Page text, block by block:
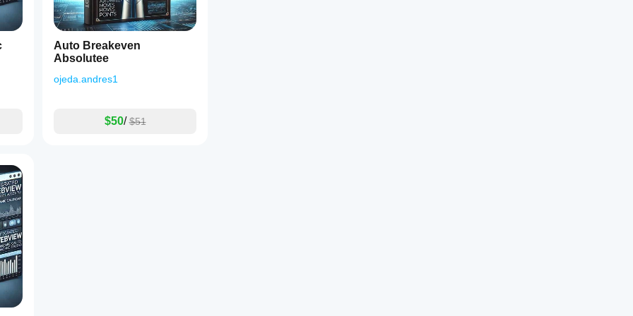
Auto Breakeven
Absolutee
ojeda.andres1
$50/ $51